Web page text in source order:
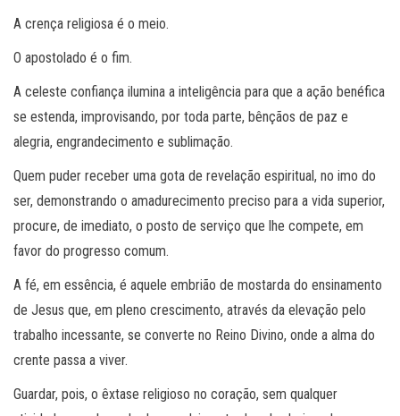
A crença religiosa é o meio.
O apostolado é o fim.
A celeste confiança ilumina a inteligência para que a ação benéfica
se estenda, improvisando, por toda parte, bênçãos de paz e
alegria, engrandecimento e sublimação.
Quem puder receber uma gota de revelação espiritual, no imo do
ser, demonstrando o amadurecimento preciso para a vida superior,
procure, de imediato, o posto de serviço que lhe compete, em
favor do progresso comum.
A fé, em essência, é aquele embrião de mostarda do ensinamento
de Jesus que, em pleno crescimento, através da elevação pelo
trabalho incessante, se converte no Reino Divino, onde a alma do
crente passa a viver.
Guardar, pois, o êxtase religioso no coração, sem qualquer